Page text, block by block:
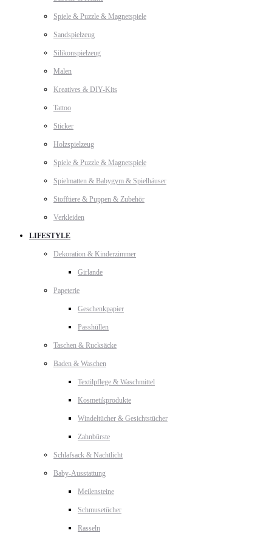
Spiele & Puzzle & Magnetspiele
Sandspielzeug
Silikonspielzeug
Malen
Kreatives & DIY-Kits
Tattoo
Sticker
Holzspielzeug
Spiele & Puzzle & Magnetspiele
Spielmatten & Babygym & Spielhäuser
Stofftiere & Puppen & Zubehör
Verkleiden
LIFESTYLE
Dekoration & Kinderzimmer
Girlande
Papeterie
Geschenkpapier
Passhüllen
Taschen & Rucksäcke
Baden & Waschen
Textilpflege & Waschmittel
Kosmetikprodukte
Windeltücher & Gesichtstücher
Zahnbürste
Schlafsack & Nachtlicht
Baby-Ausstattung
Meilensteine
Schmusetücher
Rasseln